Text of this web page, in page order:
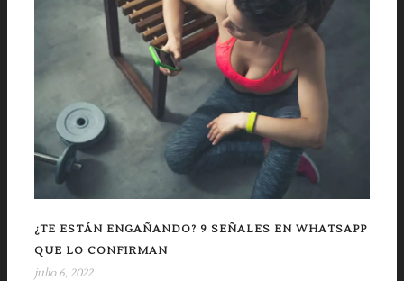
¿TE ESTÁN ENGAÑANDO? 9 SEÑALES EN WHATSAPP
QUE LO CONFIRMAN
julio 6, 2022